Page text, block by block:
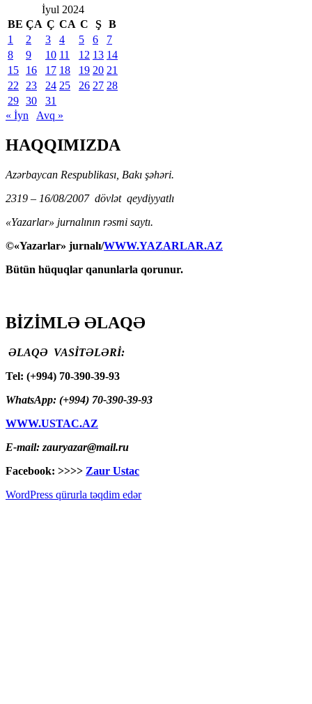
İyul 2024
BE ÇA Ç CA C Ş
B
1
2 3 4 5 6
7
8
9 10 11 12 13 14
15
16 17 18 19 20 21
22
23 24 25 26 27 28
29 30
31
« İyn
Avq »
HAQQIMIZDA
Azərbaycan Respublikası, Bakı şəhəri.
2319 – 16/08/2007 dövlət qeydiyyatlı
«Yazarlar» jurnalının rəsmi saytı.
©«Yazarlar» jurnalı/WWW.YAZARLAR.AZ
Bütün hüquqlar qanunlarla qorunur.
BİZİMLƏ ƏLAQƏ
ƏLAQƏ VASİTƏLƏRİ:
Tel: (+994) 70-390-39-93
WhatsApp: (+994) 70-390-39-93
WWW.USTAC.AZ
E-mail: zauryazar@mail.ru
Facebook: >>>> Zaur Ustac
WordPress qürurla təqdim edər